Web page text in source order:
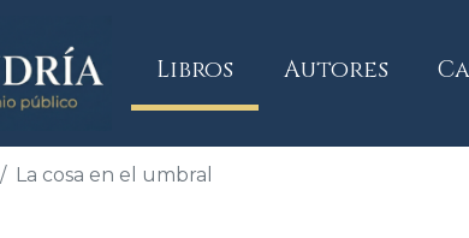
Libros(current)
Autores
La cosa en el umbral